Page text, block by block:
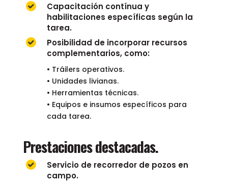
Capacitación contínua y
habilitaciones específicas según la
tarea.
Posibilidad de incorporar recursos
complementarios, como:
• Tráilers operativos.
• Unidades livianas.
• Herramientas técnicas.
• Equipos e insumos específicos para
cada tarea.
Prestaciones destacadas.
Servicio de recorredor de pozos en
campo.